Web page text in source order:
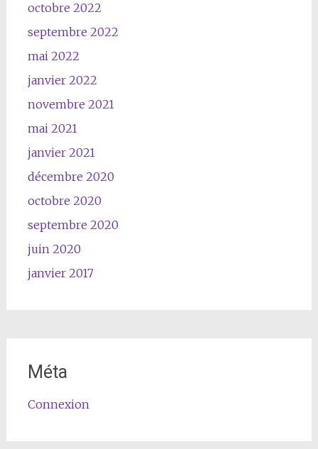
octobre 2022
septembre 2022
mai 2022
janvier 2022
novembre 2021
mai 2021
janvier 2021
décembre 2020
octobre 2020
septembre 2020
juin 2020
janvier 2017
Méta
Connexion